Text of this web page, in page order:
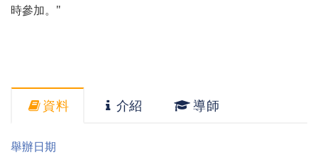
時參加。"
資料 介紹 導師
舉辦日期